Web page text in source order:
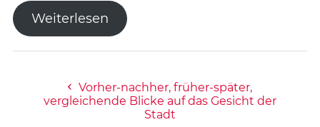
Weiterlesen
Vorher-nachher, früher-später,
vergleichende Blicke auf das Gesicht der
Stadt